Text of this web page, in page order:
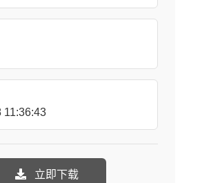
11:36:43
立即下载